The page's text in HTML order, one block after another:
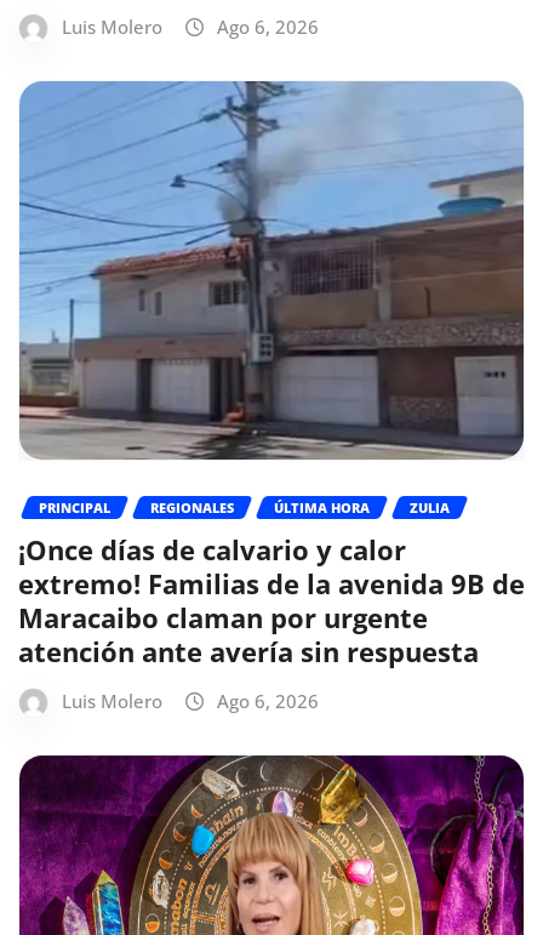
Luis Molero Ago 6, 2026
PRINCIPAL REGIONALES ÚLTIMA HORA ZULIA
¡Once días de calvario y calor
extremo! Familias de la avenida 9B de
Maracaibo claman por urgente
atención ante avería sin respuesta
Luis Molero Ago 6, 2026